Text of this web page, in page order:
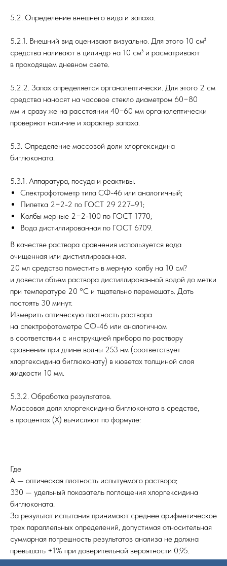
5.2. Определение внешнего вида и запаха.
5.2.1. Внешний вид оценивают визуально. Для этого 10 см³
средства наливают в цилиндр на 10 см³ и расматривают
в проходящем дневном свете.
5.2.2. Запах определяется органолептически. Для этого 2 см
средства наносят на часовое стекло диаметром 60−80
мм и сразу же на расстоянии 40−60 мм органолептически
проверяют наличие и характер запаха.
5.3. Определение массовой доли хлоргексидина
биглюконата.
5.3.1. Аппаратура, посуда и реактивы.
Спектрофотометр типа СФ-46 или аналогичный;
Пипетка 2−2-2 по ГОСТ 29 227–91;
Колбы мерные 2−2-100 по ГОСТ 1770;
Вода дистиллированная по ГОСТ 6709.
В качестве раствора сравнения используется вода
очищенная или дистиллированная.
20 мл средства поместить в мерную колбу на 10 см?
и довести объем раствора дистиллированной водой до метки
при температуре 20 °C и тщательно перемешать. Дать
постоять 30 минут.
Измерить оптическую плотность раствора
на спектрофотометре СФ-46 или аналогичном
в соответствии с инструкцией прибора по раствору
сравнения при длине волны 253 нм (соответствует
хлоргексидина биглюконату) в кюветах толщиной слоя
жидкости 10 мм.
5.3.2. Обработка результатов.
Массовая доля хлоргексидина биглюконата в средстве,
в процентах (Х) вычисляют по формуле:
Где
А — оптическая плотность испытуемого раствора;
330 — удельный показатель поглощения хлоргексидина
биглюконата.
За результат испытания принимают среднее арифметическое
трех параллельных определений, допустимая относительная
суммарная погрешность результатов анализа не должна
превышать +1% при доверительной вероятности 0,95.